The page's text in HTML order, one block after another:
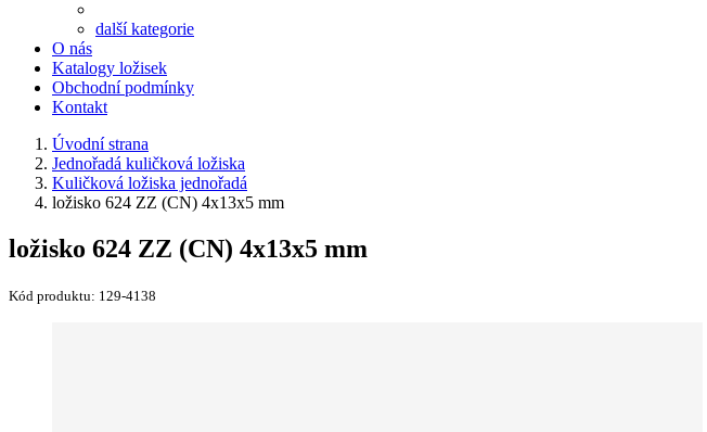
další kategorie
O nás
Katalogy ložisek
Obchodní podmínky
Kontakt
Úvodní strana
Jednořadá kuličková ložiska
Kuličková ložiska jednořadá
ložisko 624 ZZ (CN) 4x13x5 mm
ložisko 624 ZZ (CN) 4x13x5 mm
Kód produktu: 129-4138